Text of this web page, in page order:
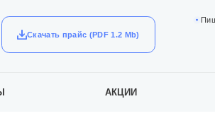
Скачать прайс (PDF 1.2 Mb)
АКЦИИ